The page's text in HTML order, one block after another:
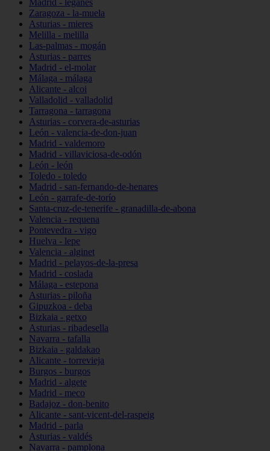
Madrid - leganés
Zaragoza - la-muela
Asturias - mieres
Melilla - melilla
Las-palmas - mogán
Asturias - parres
Madrid - el-molar
Málaga - málaga
Alicante - alcoi
Valladolid - valladolid
Tarragona - tarragona
Asturias - corvera-de-asturias
León - valencia-de-don-juan
Madrid - valdemoro
Madrid - villaviciosa-de-odón
León - león
Toledo - toledo
Madrid - san-fernando-de-henares
León - garrafe-de-torío
Santa-cruz-de-tenerife - granadilla-de-abona
Valencia - requena
Pontevedra - vigo
Huelva - lepe
Valencia - alginet
Madrid - pelayos-de-la-presa
Madrid - coslada
Málaga - estepona
Asturias - piloña
Gipuzkoa - deba
Bizkaia - getxo
Asturias - ribadesella
Navarra - tafalla
Bizkaia - galdakao
Alicante - torrevieja
Burgos - burgos
Madrid - algete
Madrid - meco
Badajoz - don-benito
Alicante - sant-vicent-del-raspeig
Madrid - parla
Asturias - valdés
Navarra - pamplona